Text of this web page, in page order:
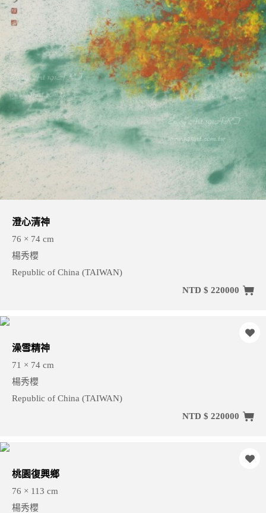
澄心清神
76 × 74 cm
楊秀櫻
Republic of China (TAIWAN)
NTD $ 220000
澡雪精神
71 × 74 cm
楊秀櫻
Republic of China (TAIWAN)
NTD $ 220000
桃園復興鄉
76 × 113 cm
楊秀櫻